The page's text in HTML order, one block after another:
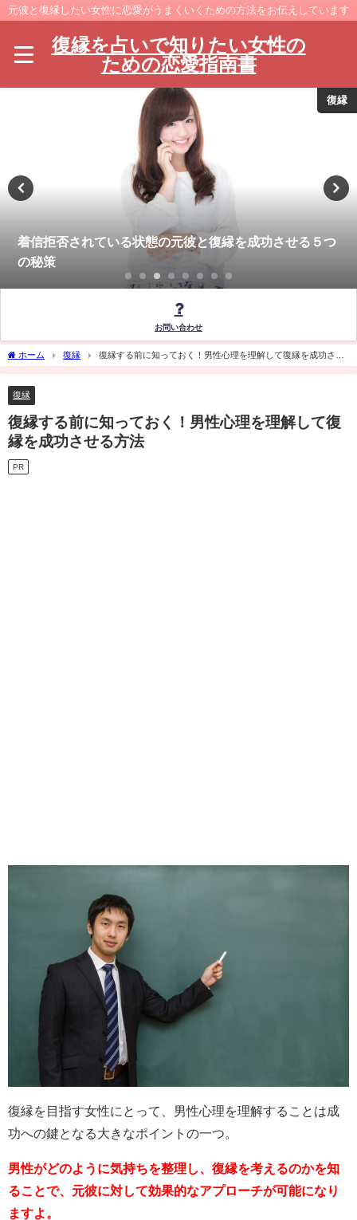
元彼と復縁したい女性に恋愛がうまくいくための方法をお伝えしています
復縁を占いで知りたい女性の
ための恋愛指南書
復縁
着信拒否されている状態の元彼と復縁を成功させる５つ
の秘策
お問い合わせ
ホーム 復縁
復縁する前に知っておく！男性心理を理解して復縁を成功させ
る方法
復縁
復縁する前に知っておく！男性心理を理解して復
縁を成功させる方法
PR
復縁を目指す女性にとって、男性心理を理解することは成
功への鍵となる大きなポイントの一つ。
男性がどのように気持ちを整理し、復縁を考えるのかを知
ることで、元彼に対して効果的なアプローチが可能になり
ますよ。